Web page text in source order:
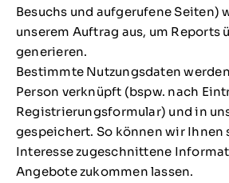
Besuchs und aufgerufene Seiten)
unserem Auftrag aus, um Reports
generieren.
Bestimmte Nutzungsdaten
Person verknüpft (bspw. nach
Registrierungsformular) und in
gespeichert. So können wir Ihnen
Interesse zugeschnittene
Angebote zukommen lassen.